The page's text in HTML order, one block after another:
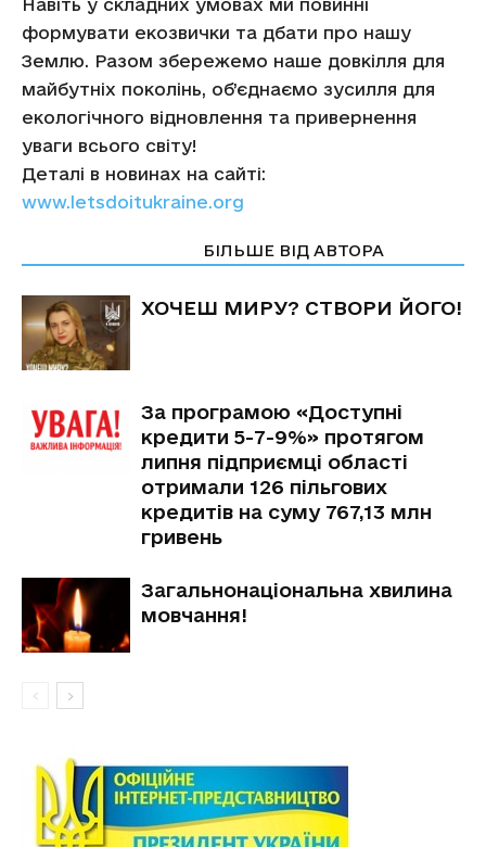
Навіть у складних умовах ми повинні
формувати екозвички та дбати про нашу
Землю. Разом збережемо наше довкілля для
майбутніх поколінь, об’єднаємо зусилля для
екологічного відновлення та привернення
уваги всього світу!
Деталі в новинах на сайті:
www.letsdoitukraine.org
БІЛЬШЕ ВІД АВТОРА
ХОЧЕШ МИРУ? СТВОРИ ЙОГО!
За програмою «Доступні
кредити 5-7-9%» протягом
липня підприємці області
отримали 126 пільгових
кредитів на суму 767,13 млн
гривень
Загальнонаціональна хвилина
мовчання!